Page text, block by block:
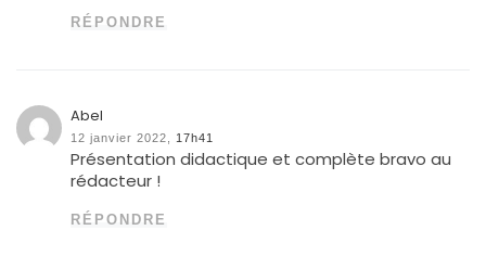
RÉPONDRE
Abel
12 janvier 2022, 17h41
Présentation didactique et complète bravo au
rédacteur !
RÉPONDRE